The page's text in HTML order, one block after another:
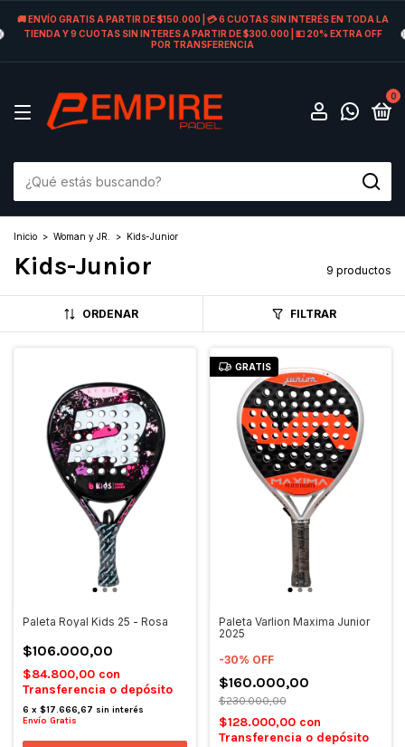
🚚 ENVÍO GRATIS A PARTIR DE $150.000 | 💳 6 CUOTAS SIN INTERÉS EN TODA LA
TIENDA Y 9 CUOTAS SIN INTERES A PARTIR DE $300.000 | 💵 20% EXTRA OFF
POR TRANSFERENCIA
0
Inicio > Woman y JR. > Kids-Junior
Kids-Junior 9 productos
ORDENAR FILTRAR
Paleta Royal Kids 25 - Rosa
$106.000,00
$84.800,00 con
Transferencia o depósito
6 x $17.666,67 sin interés
Envío Gratis
GRATIS
Paleta Varlion Maxima Junior
2025
-30% OFF
$160.000,00
$230.000,00
$128.000,00 con
Transferencia o depósito